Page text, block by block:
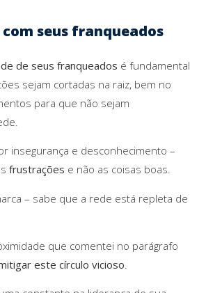
seus franqueados
de seus franqueados é fundamental
sejam cortadas na raiz, bem no
para que não sejam
insegurança e desconhecimento –
frustrações e não as coisas boas.
– sabe que a rede está repleta de
que comentei no parágrafo
este círculo vicioso.